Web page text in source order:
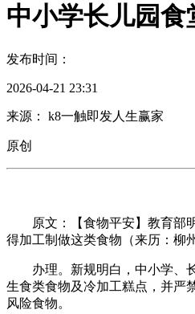
中小学长儿园食
发布时间：
2026-04-21 23:31
来源： k8一触即发人生赢家
原创
原文：【食物平安】教育部
得加工制做这类食物（来历：柳
办理。新规明白，中小学、长
生食类食物及冷加工糕点，并严
风险食物。